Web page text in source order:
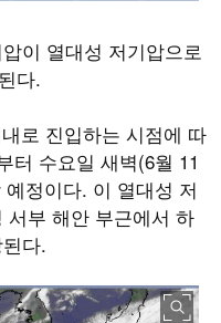
이 열대성 저기압으로
다.
로 진입하는 시점에 따
터 수요일 새벽(6월 11
예정이다. 이 열대성 저
서부 해안 부근에서 하
다.